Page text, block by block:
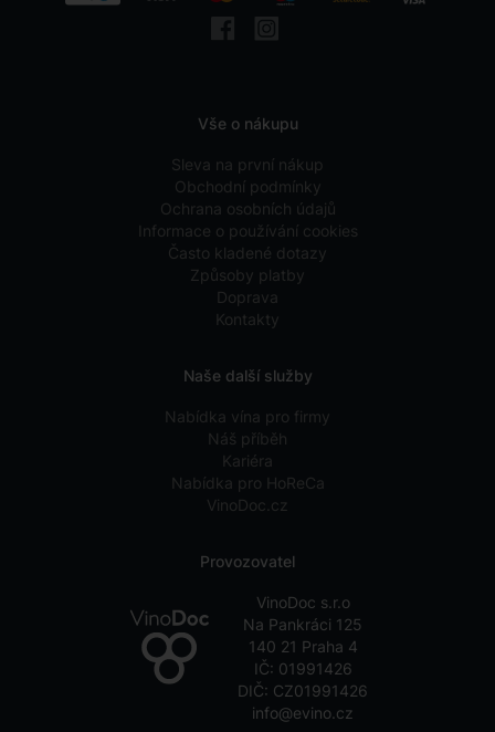
Vše o nákupu
Sleva na první nákup
Obchodní podmínky
Ochrana osobních údajů
Informace o používání cookies
Často kladené dotazy
Způsoby platby
Doprava
Kontakty
Naše další služby
Nabídka vína pro firmy
Náš příběh
Kariéra
Nabídka pro HoReCa
VinoDoc.cz
Provozovatel
VinoDoc s.r.o
Na Pankráci 125
140 21 Praha 4
IČ: 01991426
DIČ: CZ01991426
info@evino.cz